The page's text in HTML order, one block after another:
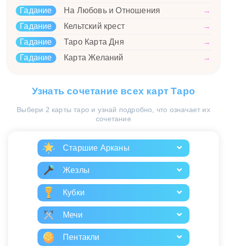
Гадание
На Любовь и Отношения
→
Гадание
Кельтский крест
→
Гадание
Таро Карта Дня
→
Гадание
Карта Желаний →
Узнать сочетание всех карт Таро
Выбери 2 карты таро и узнай подробно, что означает их
сочетание
Старшие Арканы
Жезлы
Кубки
Мечи
Пентакли